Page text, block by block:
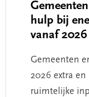
hulp bij
vanaf 2026
Gemeenten
2026 extra
ruimtelijke